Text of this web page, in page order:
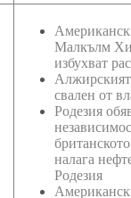
Малкълм
избухват
свален от
Родезия
налага
Родезия